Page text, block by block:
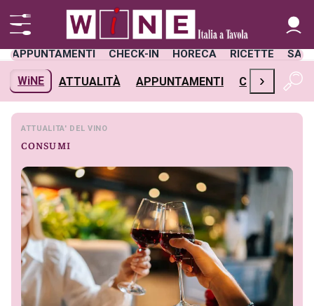
APPUNTAMENTI CHECK-IN HORECA RICETTE
WiNE ATTUALITÀ APPUNTAMENTI CHECK-IN
›
ATTUALITA' DEL VINO
CONSUMI